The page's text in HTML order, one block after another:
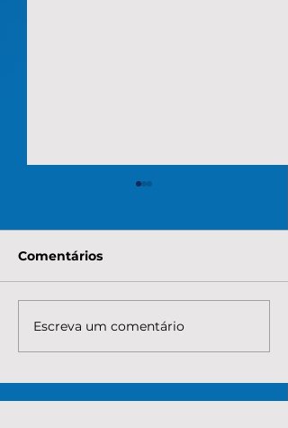
Quanto custa para
renegociar a dívida do
taxas, parcelas e o
caminho mais seguro
Comentários
Escreva um comentário